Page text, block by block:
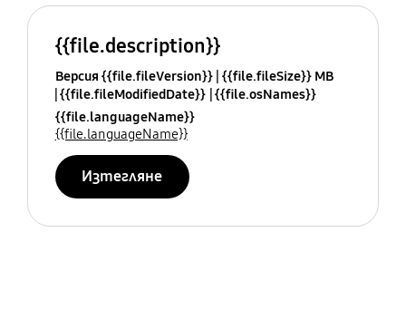
{{file.description}}
Версия {{file.fileVersion}} {{file.fileSize}} MB
{{file.fileModifiedDate}} {{file.osNames}}
{{file.languageName}}
{{file.languageName}}
Изтегляне